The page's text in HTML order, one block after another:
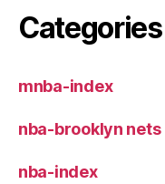
Categories
mnba-index
nba-brooklyn nets
nba-index